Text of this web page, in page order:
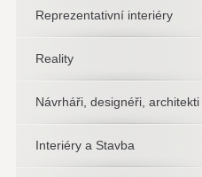
Reprezentativní interiéry
Reality
Návrháři, designéři, architekti
Interiéry a Stavba